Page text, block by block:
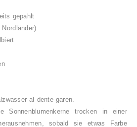
gepahlt
al dente garen.
Sonnenblumenkerne trocken in einer
sobald sie etwas Farbe